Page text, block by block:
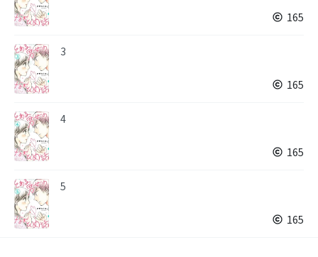
165
3
165
4
165
5
165